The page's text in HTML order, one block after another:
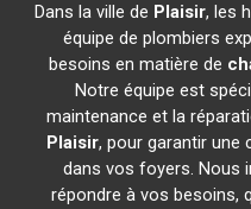
Dans la ville de Plaisir, les
équipe de plombiers
besoins en matière de
Notre équipe est
maintenance et la
Plaisir, pour garantir une
dans vos foyers. Nous
répondre à vos besoins,